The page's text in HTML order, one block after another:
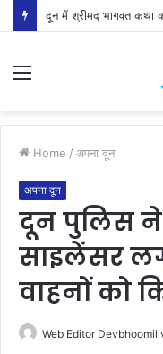
दून में श्रीमद् भागवत कथा
Menu
Home / अपना दून
अपना दून
दून पुलिस ने
साइलेंसर लगे
वाहनों को
Web Editor